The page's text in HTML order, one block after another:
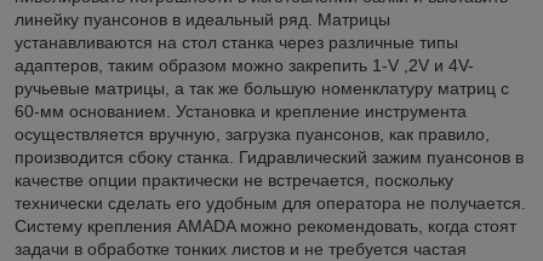
линейку пуансонов в идеальный ряд. Матрицы
устанавливаются на стол станка через различные типы
адаптеров, таким образом можно закрепить 1-V ,2V и 4V-
ручьевые матрицы, а так же большую номенклатуру матриц с
60-мм основанием. Установка и крепление инструмента
осуществляется вручную, загрузка пуансонов, как правило,
производится сбоку станка. Гидравлический зажим пуансонов в
качестве опции практически не встречается, поскольку
технически сделать его удобным для оператора не получается.
Систему крепления AMADA можно рекомендовать, когда стоят
задачи в обработке тонких листов и не требуется частая